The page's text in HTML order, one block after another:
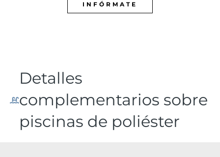
INFÓRMATE
Detalles
complementarios sobre
piscinas de poliéster